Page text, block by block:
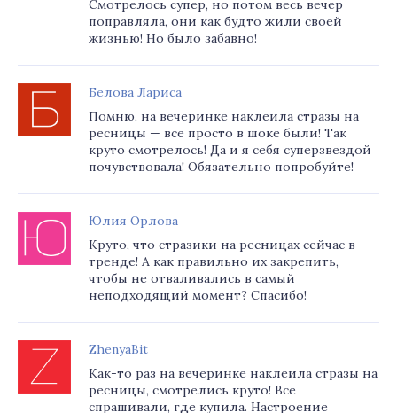
Смотрелось супер, но потом весь вечер
поправляла, они как будто жили своей
жизнью! Но было забавно!
Белова Лариса
Помню, на вечеринке наклеила стразы на
ресницы — все просто в шоке были! Так
круто смотрелось! Да и я себя суперзвездой
почувствовала! Обязательно попробуйте!
Юлия Орлова
Круто, что стразики на ресницах сейчас в
тренде! А как правильно их закрепить,
чтобы не отваливались в самый
неподходящий момент? Спасибо!
ZhenyaBit
Как-то раз на вечеринке наклеила стразы на
ресницы, смотрелись круто! Все
спрашивали, где купила. Настроение